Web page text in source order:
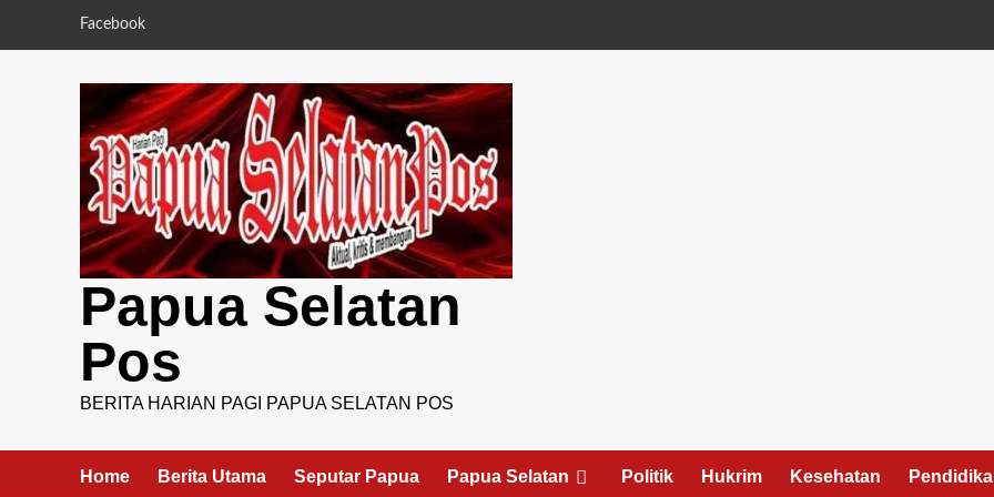
Facebook
Papua Selatan
Pos
BERITA HARIAN PAGI PAPUA SELATAN POS
Home Berita Utama Seputar Papua Papua Selatan Politik Hukrim Kesehatan